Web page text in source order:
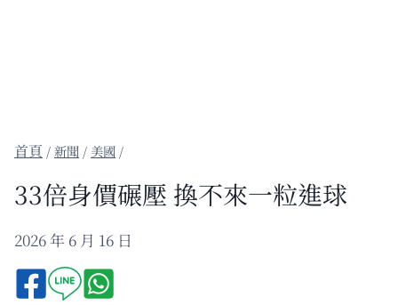
/新聞 / 美國 /
33倍身價碾壓 換不來一粒進球
2026 年 6 月 16 日